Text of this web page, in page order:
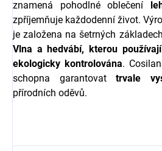
znamená pohodlné oblečení
zpříjemňuje každodenní život.
je založena na šetrných
Vlna a hedvábí, kterou
ekologicky kontrolována.
schopna garantovattrvale
přírodních oděvů.